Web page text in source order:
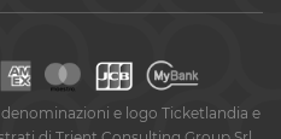
e logo Ticketlandia e